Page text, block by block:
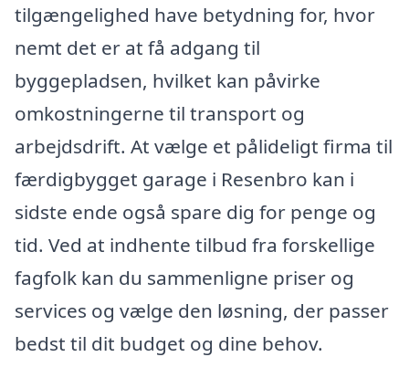
tilgængelighed have betydning for, hvor
nemt det er at få adgang til
byggepladsen, hvilket kan påvirke
omkostningerne til transport og
arbejdsdrift. At vælge et pålideligt firma til
færdigbygget garage i Resenbro kan i
sidste ende også spare dig for penge og
tid. Ved at indhente tilbud fra forskellige
fagfolk kan du sammenligne priser og
services og vælge den løsning, der passer
bedst til dit budget og dine behov.